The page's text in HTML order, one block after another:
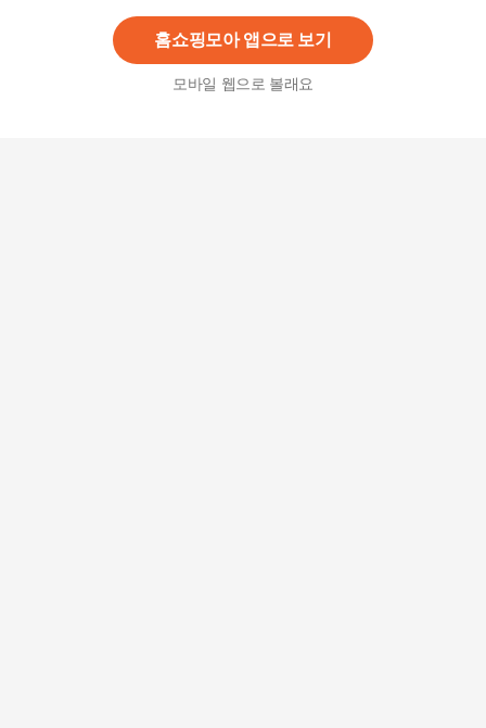
홈쇼핑모아 앱으로 보기
모바일 웹으로 볼래요